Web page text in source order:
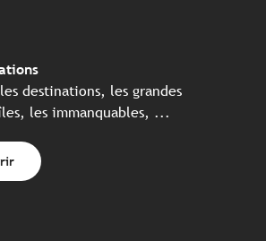
destinations, les grandes
les immanquables, ...